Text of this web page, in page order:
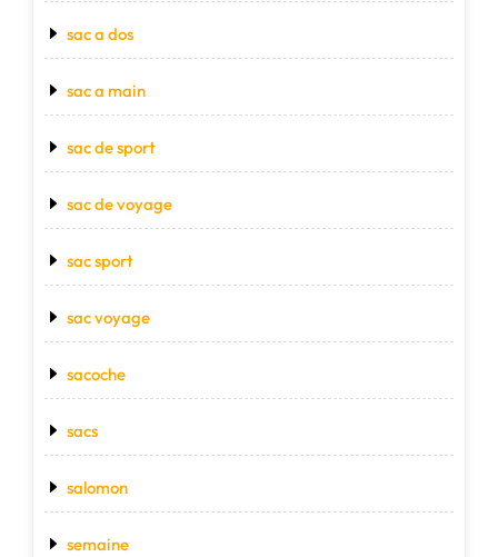
sac a dos
sac a main
sac de sport
sac de voyage
sac sport
sac voyage
sacoche
sacs
salomon
semaine